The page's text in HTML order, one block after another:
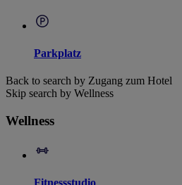
Parkplatz
Back to search by Zugang zum Hotel
Skip search by Wellness
Wellness
Fitnessstudio